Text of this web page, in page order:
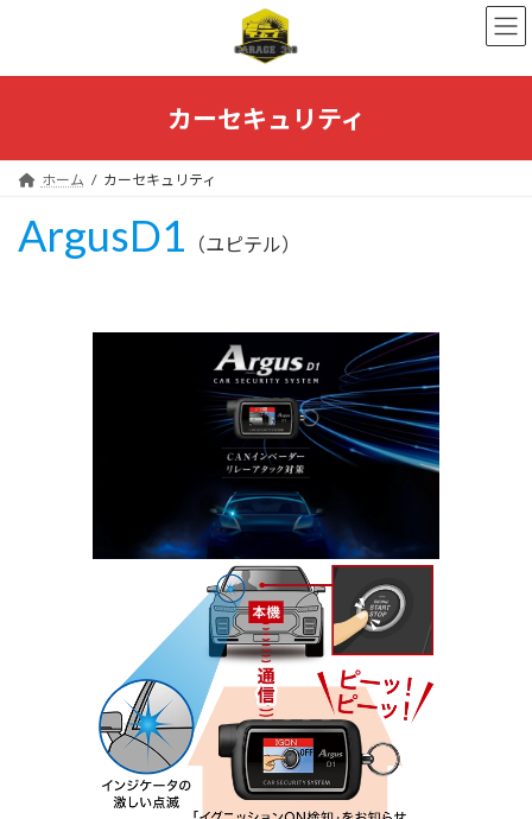
ン
ー
カーセキュリティ
ホーム カーセキュリティ
ArgusD1 （ユピテル）